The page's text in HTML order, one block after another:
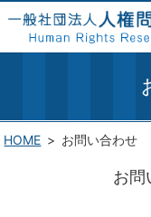
HOME お問い合わせ
お問